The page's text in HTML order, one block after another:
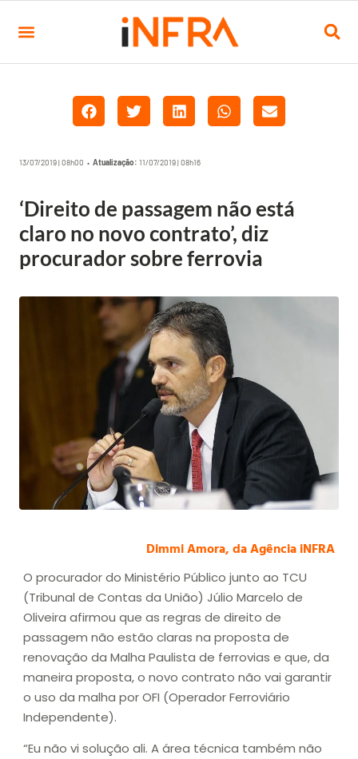
13/07/2019 | 08h00 • Atualização: 11/07/2019 | 08h16
‘Direito de passagem não está
claro no novo contrato’, diz
procurador sobre ferrovia
Dimmi Amora, da Agência iNFRA
O procurador do Ministério Público junto ao TCU
(Tribunal de Contas da União) Júlio Marcelo de
Oliveira afirmou que as regras de direito de
passagem não estão claras na proposta de
renovação da Malha Paulista de ferrovias e que, da
maneira proposta, o novo contrato não vai garantir
o uso da malha por OFI (Operador Ferroviário
Independente).
“Eu não vi solução ali. A área técnica também não